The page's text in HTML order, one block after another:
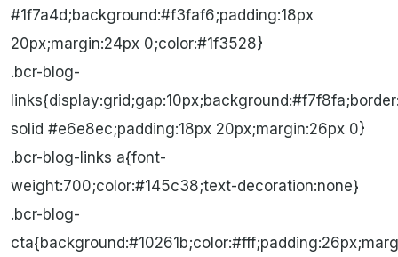
#1f7a4d;background:#f3faf6;padding:18px
20px;margin:24px 0;color:#1f3528}
.bcr-blog-
solid #e6e8ec;padding:18px 20px;margin:26px 0}
.bcr-blog-links a{font-
weight:700;color:#145c38;text-decoration:none}
.bcr-blog-